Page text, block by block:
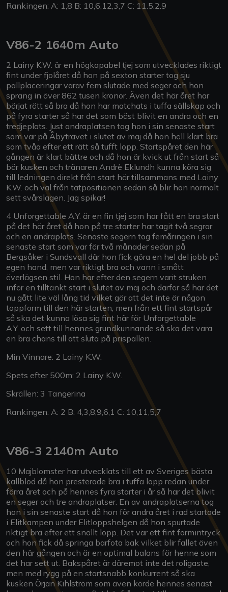
Rankingen: A: 1,8 B: 10,6,12,3,7 C: 11.5.2.9
V86-2 1640m Auto
2 Lainy K.W. är en högkapabel tjej som utvecklades riktigt
fint under fjolåret då hon på sexton starter tog sju
pallplaceringar varav fem slutade med seger och hon
sprang in över 862 tusen kronor. Även det här året har
börjat rätt så bra då hon har matchats i tuffa sällskap och
på fyra starter så har det som bäst blivit en andra och en
tredjeplats. Just andraplatsen tog hon i sin senaste start
som var på Åbytravet i slutet av maj då hon höll klart bra
som tvåa efter ett rätt så tufft lopp. Startspåret den här
gången är klart bättre och då hon är kvick ut från start så
bör kusken och tränaren Andrè Eklundh kunna köra sig
till ledningen direkt från start här tillsammans med Lainy
K.W. och väl från tätpositionen sedan så blir hon normalt
sett svårslagen. Jag spikar!
4 Unforgettable A.Y. är en fin tjej som har fått en bra start
på det här året då hon på tre starter har tagit två segrar
och en andraplats. Senaste segern tog femåringen i sin
senaste start som var för två månader sedan på
Bergsåker i Sundsvall där hon fick göra en hel del jobb på
egen hand, men var riktigt bra och vann i smått
överlägsen stil. Hon har efter den segern varit struken
inför en tilltänkt start i slutet av maj och därför så har det
nu gått lite väl lång tid vilket gör att det inte är någon
toppform till den här starten, men från ett fint startspår
så ska det kunna lösa sig fint här för Unforgettable
A.Y. och sett till hennes grundkunnande så ska det vara
en bra chans till att sluta på prispallen.
Min Vinnare: 2 Lainy K.W.
Spets efter 500m: 2 Lainy K.W.
Skrällen: 3 Tangerina
Rankingen: A: 2 B: 4,3,8,9,6,1 C: 10,11,5,7
V86-3 2140m Auto
10 Majblomster har utvecklats till ett av Sveriges bästa
kallblod då hon presterade bra i tuffa lopp redan under
förra året och på hennes fyra starter i år så har det blivit
en seger och tre andraplatser. En av andraplatserna tog
hon i sin senaste start då hon för andra året i rad startade
i Elitkampen under Elitloppshelgen då hon spurtade
riktigt bra efter ett snällt lopp. Det var ett fint formintryck
och hon fick då springa barfota bak vilket blir fallet även
den här gången och är en optimal balans för henne som
det har sett ut. Bakspåret är däremot inte det roligaste,
men med rygg på en startsnabb konkurrent så ska
kusken Örjan Kihlström som även körde hennes senast